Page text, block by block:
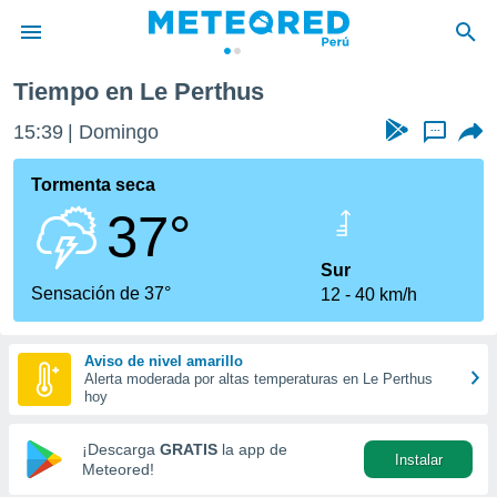
de
ha sido
para
calidad.
a este
las
y
forma
digital
basada
Tiempo en Le Perthus
15:39 Domingo ...
Tormenta seca
37°
Sensación de 37°
Sur
12
40 km/h
Aviso de nivel amarillo
Alerta moderada por altas temperaturas en Le Perthus
hoy
¡Descarga GRATIS la app de
Meteored!
Instalar